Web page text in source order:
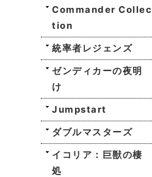
Commander Collec
tion
統率者レジェンズ
ゼンディカーの夜明
け
Jumpstart
ダブルマスターズ
イコリア：巨獣の棲
処